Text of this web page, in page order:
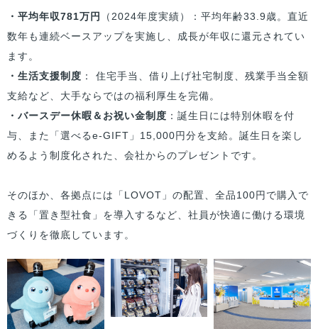
・平均年収781万円
（2024年度実績）：平均年齢33.9歳。直近
数年も連続ベースアップを実施し、成長が年収に還元されてい
ます。
・生活支援制度 ： 住宅手当、借り上げ社宅制度、残業手当全額
支給など、大手ならではの福利厚生を完備。
・バースデー休暇＆お祝い金制度 ：誕生日には特別休暇を付
与、また「選べるe-GIFT」15,000円分を支給。誕生日を楽し
めるよう制度化された、会社からのプレゼントです。
そのほか、各拠点には「LOVOT」の配置、全品100円で購入で
きる「置き型社食」を導入するなど、社員が快適に働ける環境
づくりを徹底しています。